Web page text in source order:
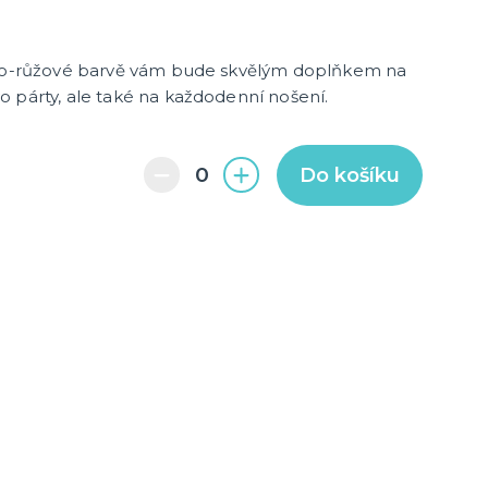
růžové barvě vám bude skvělým doplňkem na
párty, ale také na každodenní nošení.
Do košíku